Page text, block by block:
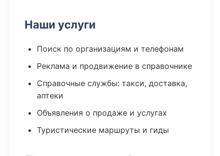
Наши услуги
Поиск по организациям и телефонам
Реклама и продвижение в справочнике
Справочные службы: такси, доставка,
аптеки
Объявления о продаже и услугах
Туристические маршруты и гиды